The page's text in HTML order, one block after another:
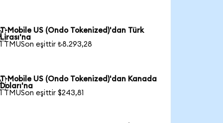
T-Mobile US (Ondo Tokenized)'dan Türk
Lirası'na
1 TMUSon eşittir ₺8.293,28
T-Mobile US (Ondo Tokenized)'dan Kanada
Doları'na
1 TMUSon eşittir $243,81